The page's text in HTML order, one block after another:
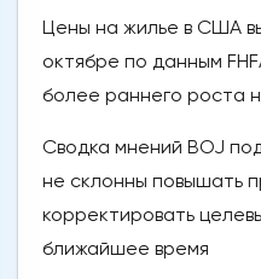
Цены на жилье в США
октябре по данным
более раннего роста
Сводка мнений BOJ
не склонны повышать
корректировать
ближайшее время